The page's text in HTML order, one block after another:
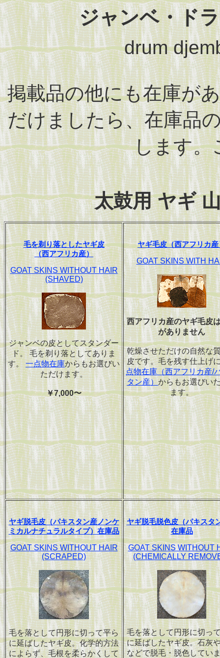
ジャンベ・ド
drum
掲載品の他にも在庫が
だけましたら、在庫品
します。
太鼓用 ヤギ
毛を剃り落としたヤギ皮
（西アフリカ産）
GOAT SKINS WITHOUT HAIR
(SHAVED)
ジャンベの皮としてスタンダー
ド。 毛を剃り落としてありま
す。一点物在庫からもお選びい
ただけます。
￥7,000〜
ヤギ毛皮（西アフリカ産
GOAT SKINS WITH
西アフリカ産のヤギ毛皮
がありません
乾燥させただけの自然な
皮です。毛を残す仕上げ
点物在庫（西アフリカ産/
タン産）からもお選びい
ます。
ヤギ脱毛皮（パキスタン産ノンケ
ミカルナチュラルタイプ）在庫品
GOAT SKINS WITHOUT HAIR
(SCRAPED)
毛を落として円形に切って平ら
に延ばしたヤギ皮。化学的方法
によらず、毛根を柔らかくして
ヤギ脱毛脱色皮（パキスタ
在庫品
GOAT SKINS WITHOUT
(CHEMICALLY
毛を落として円形に切っ
に延ばしたヤギ皮。石灰
などで脱毛・脱色してい